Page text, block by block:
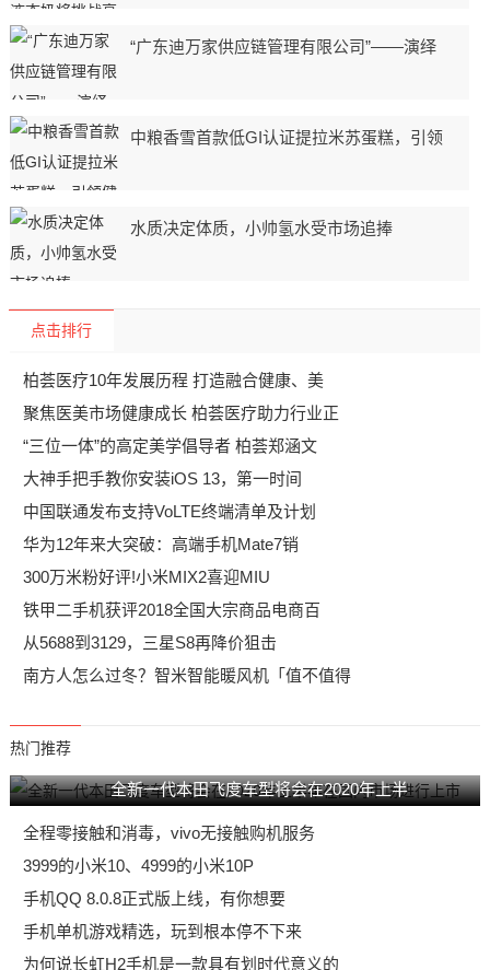
“广东迪万家供应链管理有限公司”——演绎
中粮香雪首款低GI认证提拉米苏蛋糕，引领
水质决定体质，小帅氢水受市场追捧
点击排行
柏荟医疗10年发展历程 打造融合健康、美
聚焦医美市场健康成长 柏荟医疗助力行业正
“三位一体”的高定美学倡导者 柏荟郑涵文
大神手把手教你安装iOS 13，第一时间
中国联通发布支持VoLTE终端清单及计划
华为12年来大突破：高端手机Mate7销
300万米粉好评!小米MIX2喜迎MIU
铁甲二手机获评2018全国大宗商品电商百
从5688到3129，三星S8再降价狙击
南方人怎么过冬？智米智能暖风机「值不值得
热门推荐
全新一代本田飞度车型将会在2020年上半
全程零接触和消毒，vivo无接触购机服务
3999的小米10、4999的小米10P
手机QQ 8.0.8正式版上线，有你想要
手机单机游戏精选，玩到根本停不下来
为何说长虹H2手机是一款具有划时代意义的